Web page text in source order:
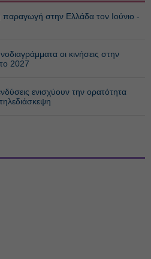
παραγωγή στην Ελλάδα τον Ιούνιο -
οι κινήσεις στην
2027
ενισχύουν την ορατότητα